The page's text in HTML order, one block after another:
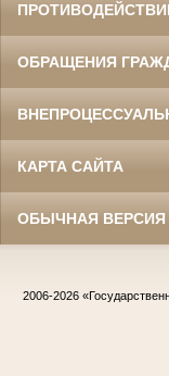
ОБРАЩЕНИЯ
КАРТА САЙТА
ОБЫЧНАЯ ВЕРСИЯ
2006-2026